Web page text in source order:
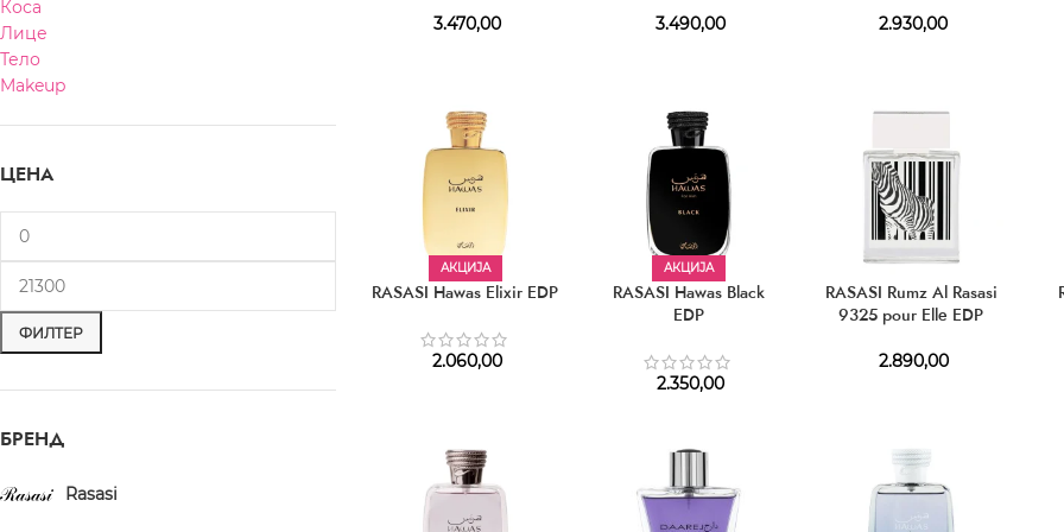
Коса
Лице
Тело
Makeup
ЦЕНА
ФИЛТЕР
БРЕНД
Rasasi
3.470,00 3.490,00 2.930,00
АКЦИЈА
RASASI Hawas Elixir EDP
2.060,00
АКЦИЈА
RASASI Hawas Black
EDP
2.350,00
RASASI Rumz Al Rasasi
9325 pour Elle EDP
2.890,00